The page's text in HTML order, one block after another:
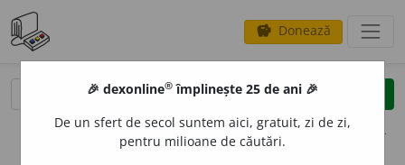
savings Donează
clear
opțiuni
🎉 dexonline® împlinește 25 de ani 🎉
De un sfert de secol suntem aici, gratuit, zi de zi,
pentru milioane de căutări.